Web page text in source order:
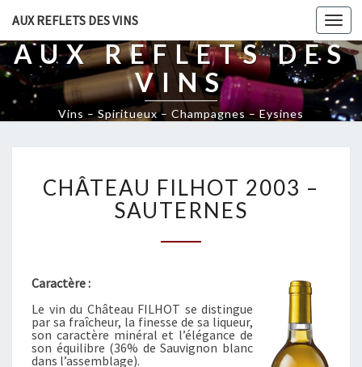
AUX REFLETS DES VINS
AUX REFLETS DES
VINS
Vins – Spiritueux – Champagnes – Eysines
Â
T
E
I
L
H
CHÂTEAU FILHOT 2003 –
SAUTERNES
Caractère :
Le vin du Château FILHOT se distingue
par sa fraîcheur, la finesse de sa liqueur,
son caractère minéral et l’élégance de
son équilibre (36% de Sauvignon blanc
dans l’assemblage).